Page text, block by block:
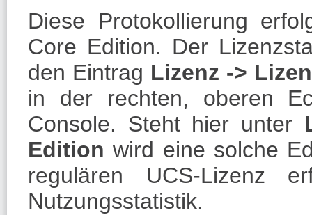
Diese Protokollierung
Core Edition. Der
den Eintrag Lizenz - >
in der rechten, oberen
Console. Steht hier unter
Edition wird eine solche
regulären UCS-Lizenz
Nutzungsstatistik.